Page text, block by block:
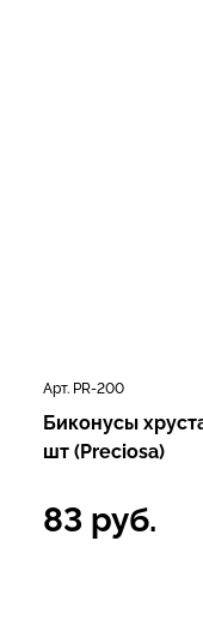
Арт. PR-200
Биконусы
шт (Preciosa)
83 руб.